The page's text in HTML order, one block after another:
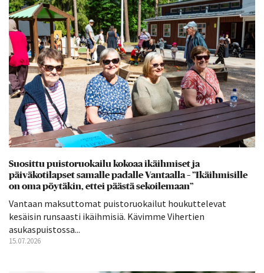
Suosittu puistoruokailu kokoaa ikäihmiset ja
päiväkotilapset samalle padalle Vantaalla – ”Ikäihmisille
on oma pöytäkin, ettei päästä sekoilemaan”
Vantaan maksuttomat puistoruokailut houkuttelevat
kesäisin runsaasti ikäihmisiä. Kävimme Vihertien
asukaspuistossa...
15.07.2026